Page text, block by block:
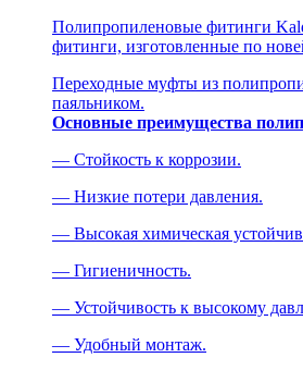
Полипропиленовые фитинги
фитинги, изготовленные по
Переходные муфты из
паяльником.
Основные преимущества
— Стойкость к коррозии.
— Низкие потери давления.
— Высокая химическая
— Гигиеничность.
— Устойчивость к высокому
— Удобный монтаж.